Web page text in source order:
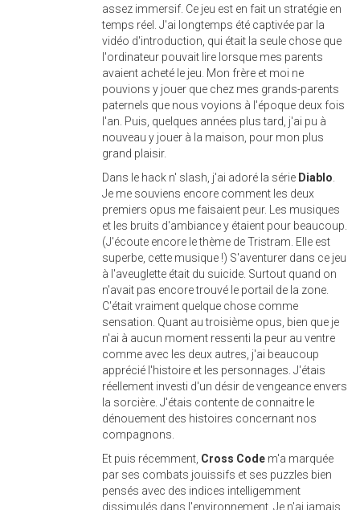
assez immersif. Ce jeu est en fait un stratégie en
temps réel. J'ai longtemps été captivée par la
vidéo d'introduction, qui était la seule chose que
l'ordinateur pouvait lire lorsque mes parents
avaient acheté le jeu. Mon frère et moi ne
pouvions y jouer que chez mes grands-parents
paternels que nous voyions à l'époque deux fois
l'an. Puis, quelques années plus tard, j'ai pu à
nouveau y jouer à la maison, pour mon plus
grand plaisir.
Dans le hack n' slash, j'ai adoré la série Diablo
Je me souviens encore comment les deux
premiers opus me faisaient peur. Les musiques
et les bruits d'ambiance y étaient pour beaucoup.
(J'écoute encore le thème de Tristram. Elle est
superbe, cette musique !) S'aventurer dans ce jeu
à l'aveuglette était du suicide. Surtout quand on
n'avait pas encore trouvé le portail de la zone.
C'était vraiment quelque chose comme
sensation. Quant au troisième opus, bien que je
n'ai à aucun moment ressenti la peur au ventre
comme avec les deux autres, j'ai beaucoup
apprécié l'histoire et les personnages. J'étais
réellement investi d'un désir de vengeance envers
la sorcière. J'étais contente de connaitre le
dénouement des histoires concernant nos
compagnons.
Et puis récemment, Cross Code m'a marquée
par ses combats jouissifs et ses puzzles bien
pensés avec des indices intelligemment
dissimulés dans l'environnement. Je n'ai jamais